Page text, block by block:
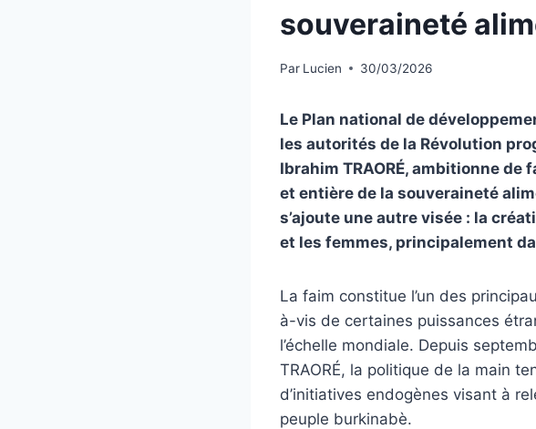
souveraineté
Par Lucien 30/03/2026
Le Plan national de
les autorités de la Révolution
Ibrahim TRAORÉ, ambitionne de
et entière de la souveraineté
s’ajoute une autre visée : la
et les femmes, principalement
La faim constitue l’un des
à-vis de certaines puissances
l’échelle mondiale. Depuis
TRAORÉ, la politique de la main
d’initiatives endogènes visant à
peuple burkinabè.